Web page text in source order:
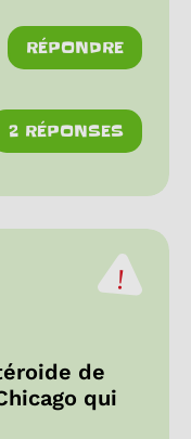
RÉPONDRE
2 RÉPONSES
de
qui